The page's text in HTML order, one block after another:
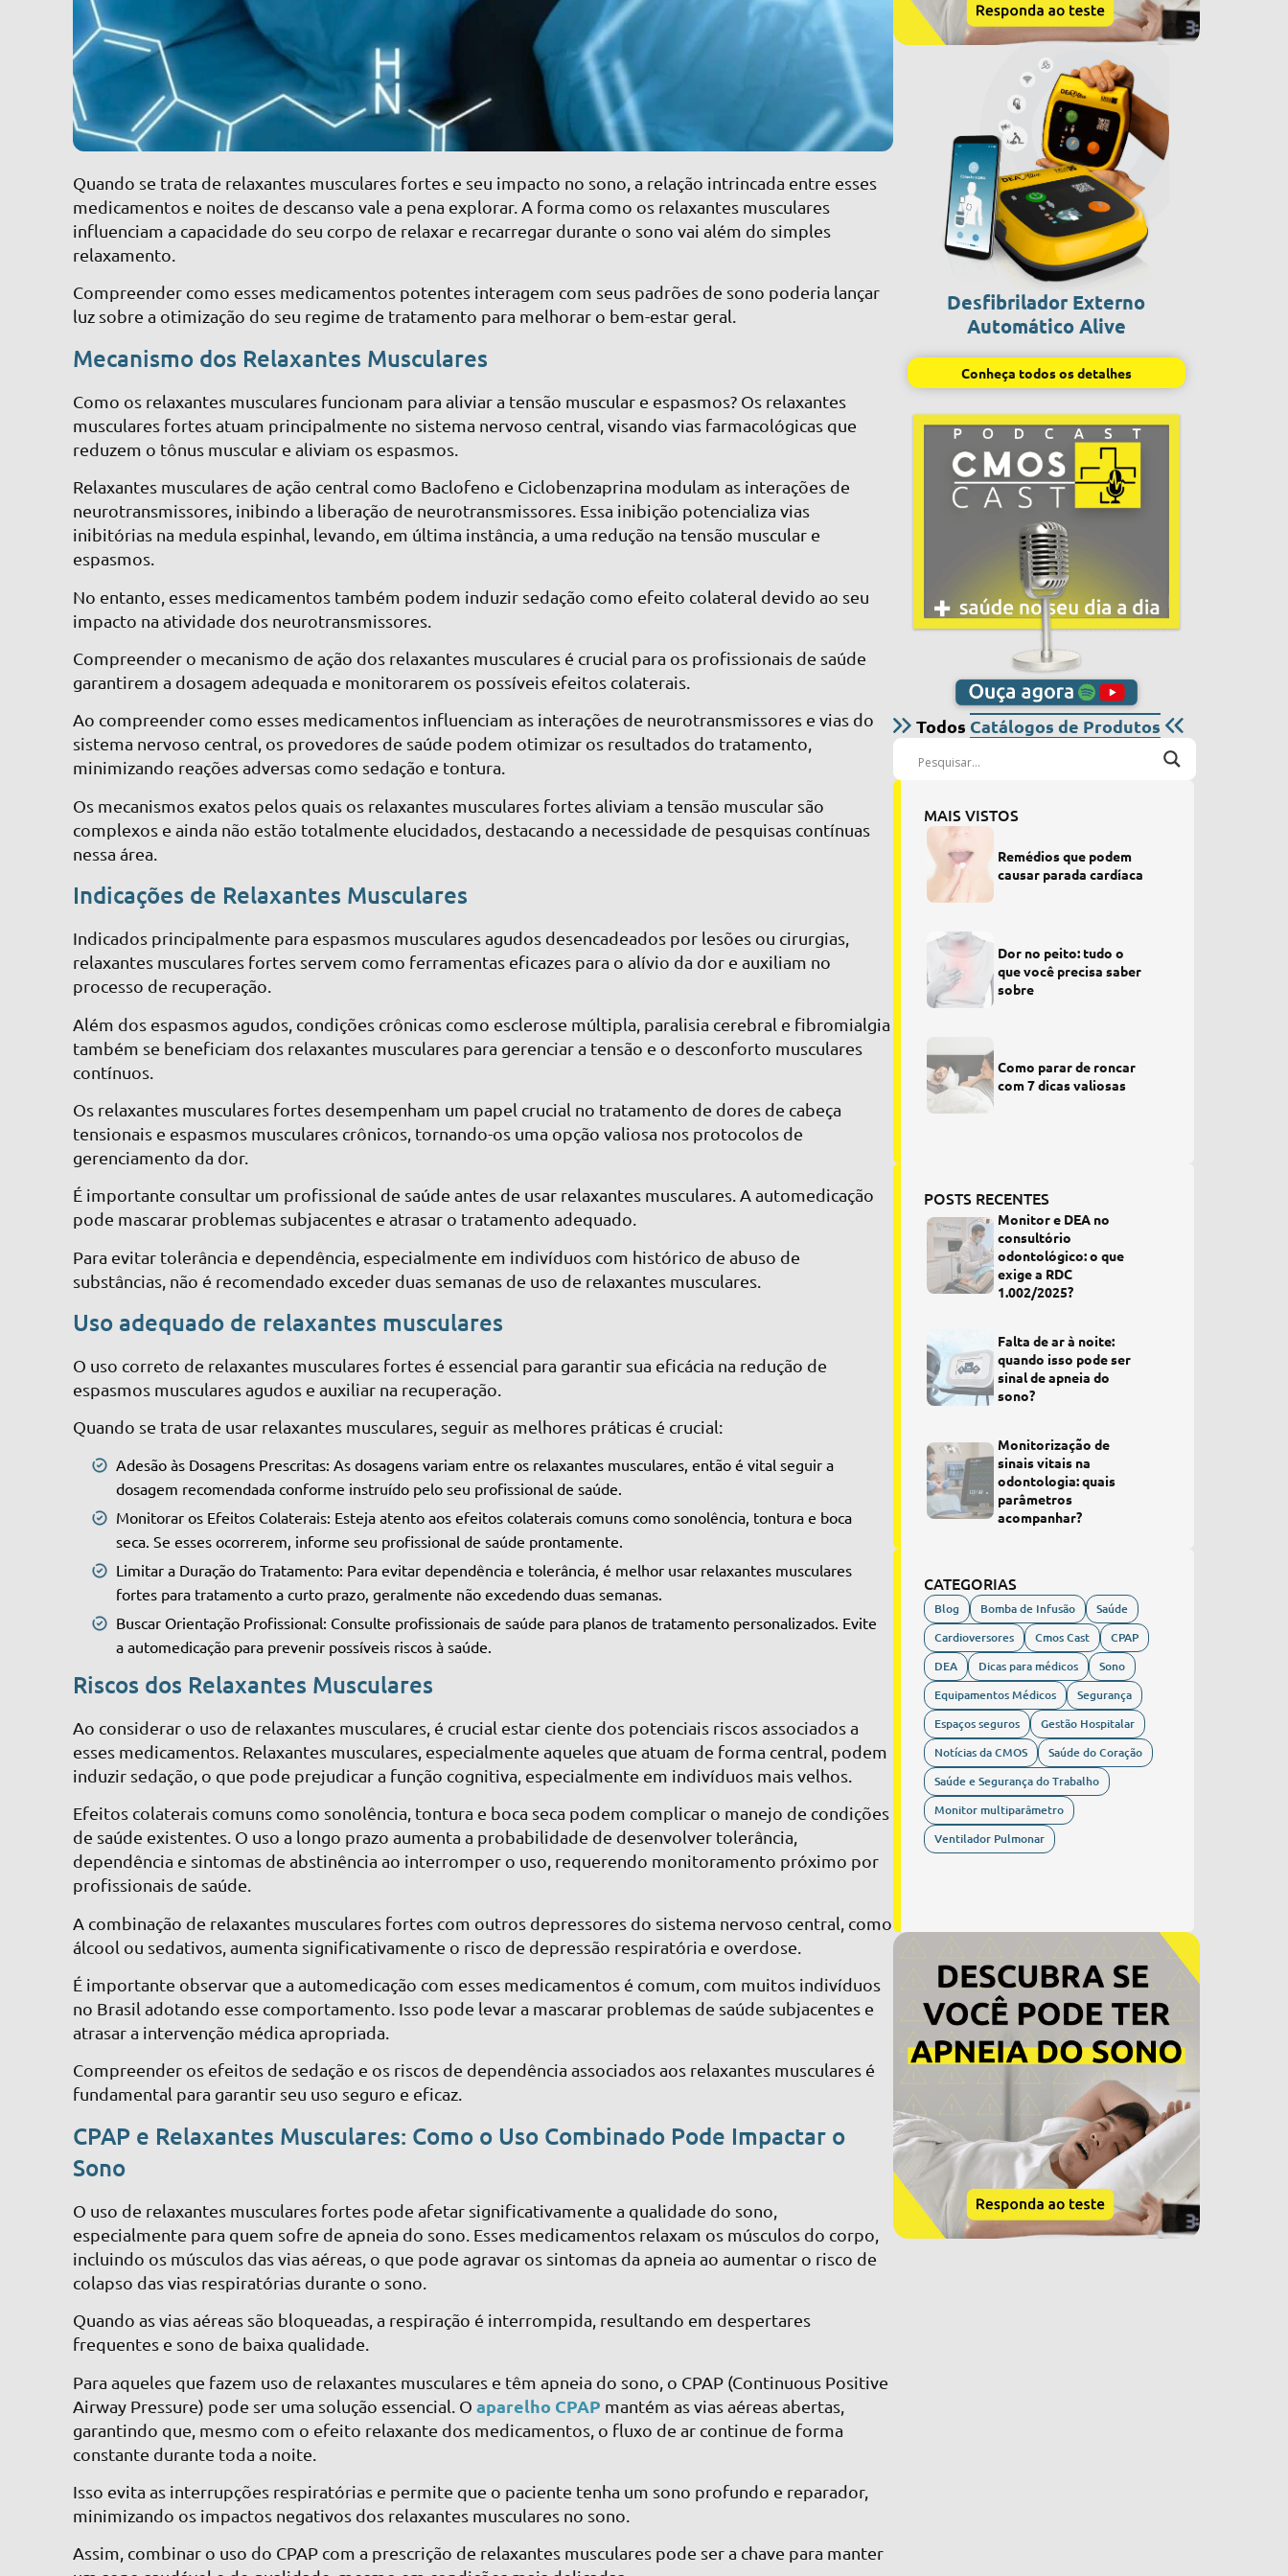
Quando se trata de relaxantes musculares fortes e seu impacto no sono, a relação intrincada entre esses
medicamentos e noites de descanso vale a pena explorar. A forma como os relaxantes musculares
influenciam a capacidade do seu corpo de relaxar e recarregar durante o sono vai além do simples
relaxamento.
Compreender como esses medicamentos potentes interagem com seus padrões de sono poderia lançar
luz sobre a otimização do seu regime de tratamento para melhorar o bem-estar geral.
Mecanismo dos Relaxantes Musculares
Como os relaxantes musculares funcionam para aliviar a tensão muscular e espasmos? Os relaxantes
musculares fortes atuam principalmente no sistema nervoso central, visando vias farmacológicas que
reduzem o tônus muscular e aliviam os espasmos.
Relaxantes musculares de ação central como Baclofeno e Ciclobenzaprina modulam as interações de
neurotransmissores, inibindo a liberação de neurotransmissores. Essa inibição potencializa vias
inibitórias na medula espinhal, levando, em última instância, a uma redução na tensão muscular e
espasmos.
No entanto, esses medicamentos também podem induzir sedação como efeito colateral devido ao seu
impacto na atividade dos neurotransmissores.
Compreender o mecanismo de ação dos relaxantes musculares é crucial para os profissionais de saúde
garantirem a dosagem adequada e monitorarem os possíveis efeitos colaterais.
Ao compreender como esses medicamentos influenciam as interações de neurotransmissores e vias do
sistema nervoso central, os provedores de saúde podem otimizar os resultados do tratamento,
minimizando reações adversas como sedação e tontura.
Os mecanismos exatos pelos quais os relaxantes musculares fortes aliviam a tensão muscular são
complexos e ainda não estão totalmente elucidados, destacando a necessidade de pesquisas contínuas
nessa área.
Indicações de Relaxantes Musculares
Indicados principalmente para espasmos musculares agudos desencadeados por lesões ou cirurgias,
relaxantes musculares fortes servem como ferramentas eficazes para o alívio da dor e auxiliam no
processo de recuperação.
Além dos espasmos agudos, condições crônicas como esclerose múltipla, paralisia cerebral e fibromialgia
também se beneficiam dos relaxantes musculares para gerenciar a tensão e o desconforto musculares
contínuos.
Os relaxantes musculares fortes desempenham um papel crucial no tratamento de dores de cabeça
tensionais e espasmos musculares crônicos, tornando-os uma opção valiosa nos protocolos de
gerenciamento da dor.
É importante consultar um profissional de saúde antes de usar relaxantes musculares. A automedicação
pode mascarar problemas subjacentes e atrasar o tratamento adequado.
Para evitar tolerância e dependência, especialmente em indivíduos com histórico de abuso de
substâncias, não é recomendado exceder duas semanas de uso de relaxantes musculares.
Uso adequado de relaxantes musculares
O uso correto de relaxantes musculares fortes é essencial para garantir sua eficácia na redução de
espasmos musculares agudos e auxiliar na recuperação.
Quando se trata de usar relaxantes musculares, seguir as melhores práticas é crucial:
Adesão às Dosagens Prescritas: As dosagens variam entre os relaxantes musculares, então é vital seguir a
dosagem recomendada conforme instruído pelo seu profissional de saúde.
Monitorar os Efeitos Colaterais: Esteja atento aos efeitos colaterais comuns como sonolência, tontura e boca
seca. Se esses ocorrerem, informe seu profissional de saúde prontamente.
Limitar a Duração do Tratamento: Para evitar dependência e tolerância, é melhor usar relaxantes musculares
fortes para tratamento a curto prazo, geralmente não excedendo duas semanas.
Buscar Orientação Profissional: Consulte profissionais de saúde para planos de tratamento personalizados. Evite
a automedicação para prevenir possíveis riscos à saúde.
Riscos dos Relaxantes Musculares
Ao considerar o uso de relaxantes musculares, é crucial estar ciente dos potenciais riscos associados a
esses medicamentos. Relaxantes musculares, especialmente aqueles que atuam de forma central, podem
induzir sedação, o que pode prejudicar a função cognitiva, especialmente em indivíduos mais velhos.
Efeitos colaterais comuns como sonolência, tontura e boca seca podem complicar o manejo de condições
de saúde existentes. O uso a longo prazo aumenta a probabilidade de desenvolver tolerância,
dependência e sintomas de abstinência ao interromper o uso, requerendo monitoramento próximo por
profissionais de saúde.
A combinação de relaxantes musculares fortes com outros depressores do sistema nervoso central, como
álcool ou sedativos, aumenta significativamente o risco de depressão respiratória e overdose.
É importante observar que a automedicação com esses medicamentos é comum, com muitos indivíduos
no Brasil adotando esse comportamento. Isso pode levar a mascarar problemas de saúde subjacentes e
atrasar a intervenção médica apropriada.
Compreender os efeitos de sedação e os riscos de dependência associados aos relaxantes musculares é
fundamental para garantir seu uso seguro e eficaz.
CPAP e Relaxantes Musculares: Como o Uso Combinado Pode Impactar o
Sono
O uso de relaxantes musculares fortes pode afetar significativamente a qualidade do sono,
especialmente para quem sofre de apneia do sono. Esses medicamentos relaxam os músculos do corpo,
incluindo os músculos das vias aéreas, o que pode agravar os sintomas da apneia ao aumentar o risco de
colapso das vias respiratórias durante o sono.
Quando as vias aéreas são bloqueadas, a respiração é interrompida, resultando em despertares
frequentes e sono de baixa qualidade.
Para aqueles que fazem uso de relaxantes musculares e têm apneia do sono, o CPAP (Continuous Positive
Airway Pressure) pode ser uma solução essencial. Oaparelho CPAP mantém as vias aéreas abertas,
garantindo que, mesmo com o efeito relaxante dos medicamentos, o fluxo de ar continue de forma
constante durante toda a noite.
Isso evita as interrupções respiratórias e permite que o paciente tenha um sono profundo e reparador,
minimizando os impactos negativos dos relaxantes musculares no sono.
Assim, combinar o uso do CPAP com a prescrição de relaxantes musculares pode ser a chave para manter
Desfibrilador Externo
Automático Alive
Conheça todos os detalhes
Todos Catálogos de Produtos
MAIS VISTOS
Remédios que podem
causar parada cardíaca
Dor no peito: tudo o
que você precisa saber
sobre
Como parar de roncar
com 7 dicas valiosas
POSTS RECENTES
Monitor e DEA no
consultório
odontológico: o que
exige a RDC
1.002/2025?
Falta de ar à noite:
quando isso pode ser
sinal de apneia do
sono?
Monitorização de
sinais vitais na
odontologia: quais
parâmetros
acompanhar?
CATEGORIAS
Blog Bomba de Infusão
Saúde
Cardioversores
Cmos Cast
CPAP
DEA
Dicas para médicos
Sono
Equipamentos Médicos
Segurança
Espaços seguros
Gestão Hospitalar
Notícias da CMOS
Saúde do Coração
Saúde e Segurança do Trabalho
Monitor multiparâmetro
Ventilador Pulmonar